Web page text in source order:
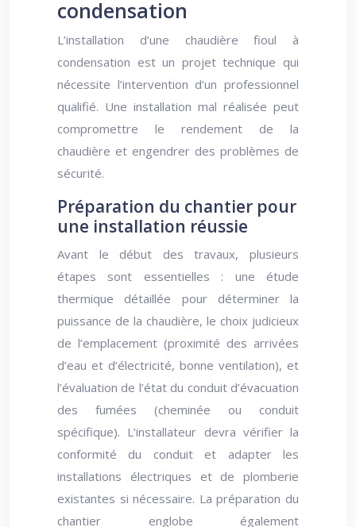
condensation
L’installation d’une chaudière fioul à
condensation est un projet technique qui
nécessite l’intervention d’un professionnel
qualifié. Une installation mal réalisée peut
compromettre le rendement de la
chaudière et engendrer des problèmes de
sécurité.
Préparation du chantier pour
une installation réussie
Avant le début des travaux, plusieurs
étapes sont essentielles : une étude
thermique détaillée pour déterminer la
puissance de la chaudière, le choix judicieux
de l’emplacement (proximité des arrivées
d’eau et d’électricité, bonne ventilation), et
l’évaluation de l’état du conduit d’évacuation
des fumées (cheminée ou conduit
spécifique). L’installateur devra vérifier la
conformité du conduit et adapter les
installations électriques et de plomberie
existantes si nécessaire. La préparation du
chantier englobe également